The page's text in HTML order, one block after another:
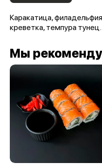
Каракатица,
креветка, темпура тунец.
Мы